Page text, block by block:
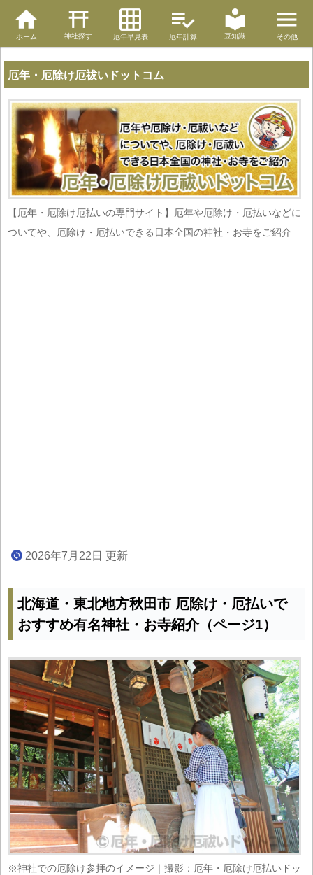
ホーム 神社探す 厄年早見表 厄年計算 豆知識 その他
厄年・厄除け厄祓いドットコム
【厄年・厄除け厄払いの専門サイト】厄年や厄除け・厄払いなどに
ついてや、厄除け・厄払いできる日本全国の神社・お寺をご紹介
2026年7月22日 更新
北海道・東北地方秋田市 厄除け・厄払いで
おすすめ有名神社・お寺紹介（ページ1）
※神社での厄除け参拝のイメージ｜撮影：厄年・厄除け厄払いドッ